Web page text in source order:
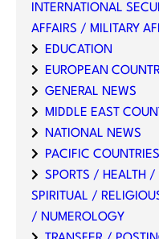
INTERNATIONAL
AFFAIRS / MILITARY
EDUCATION
EUROPEAN
GENERAL NEWS
MIDDLE EAST
NATIONAL NEWS
PACIFIC COUNTRIES
SPORTS / HEALTH
SPIRITUAL /
/ NUMEROLOGY